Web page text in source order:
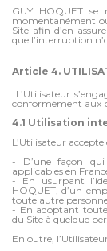
GUY HOQUET se
momentanément
Site afin d’en
que l’interruption
Article 4.
L’Utilisateur
conformément aux
4.1 Utilisation
L’Utilisateur
- D’une façon
applicables en
- En usurpant
HOQUET, d’un
toute autre
- En adoptant
du Site à quelque
En outre,